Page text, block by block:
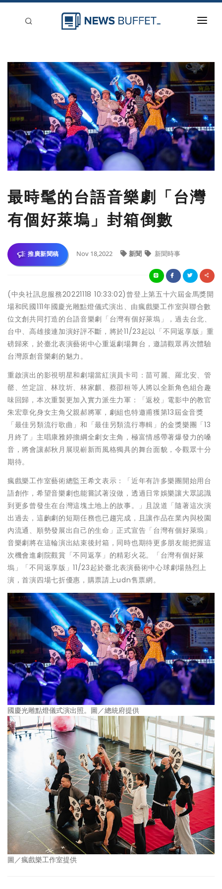
新聞稿分類
刊登
最時髦的台語音樂劇「台灣
有個好萊塢」封箱倒數
推廣新聞稿 Nov 18,2022 新聞 新聞時事
(中央社訊息服務20221118 10:33:02)曾登上第五十六屆金馬獎開
場和民國111年國慶光雕點燈儀式演出、由瘋戲樂工作室與聯合數
位文創共同打造的台語音樂劇「台灣有個好萊塢」，過去台北、
台中、高雄接連加演好評不斷，將於11/23起以「不同返享版」重
磅歸來，於臺北表演藝術中心重返劇場舞台，邀請觀眾再次體驗
台灣原創音樂劇的魅力。
重啟演出的影視明星和劇場當紅演員卡司：苗可麗、羅北安、管
罄、竺定誼、林玟圻、林家麒、蔡卲桓等人將以全新角色組合趣
味回歸，本次重製更加入實力派生力軍：「返校」電影中的教官
朱宏章化身女主角父親郝將軍，劇組也特邀甫獲第13屆金音獎
「最佳另類流行歌曲」和「最佳另類流行專輯」的金獎樂團「13
月終了」主唱康雅婷擔綱全劇女主角，極富情感帶著爆發力的嗓
音，將會讓郝秋月展現嶄新而風格獨具的舞台面貌，令觀眾十分
期待。
瘋戲樂工作室藝術總監王希文表示：「近年有許多樂團開始用台
語創作，希望音樂劇也能嘗試著沒做，透過日常娛樂讓大眾認識
到更多曾發生在台灣這塊土地上的故事。」且說道「隨著這次演
出過去，這齣劇的短期任務也已趨完成，且讓作品在業內與校園
內流通、順勢發展出自己的生命」正式宣告「台灣有個好萊塢」
音樂劇將在這輪演出結束後封箱，同時也期待更多朋友能把握這
次機會進劇院觀賞「不同返享」的精彩火花。「台灣有個好萊
塢」「不同返享版」11/23起於臺北表演藝術中心球劇場熱烈上
演，首演四場七折優惠，購票請上udn售票網。
國慶光雕點燈儀式演出照。圖／總統府提供
圖／瘋戲樂工作室提供